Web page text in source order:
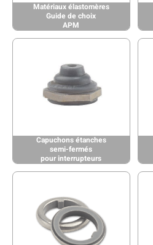
Matériaux élastomères
Guide de choix
APM
Capuchons étanches
semi-fermés
pour interrupteurs